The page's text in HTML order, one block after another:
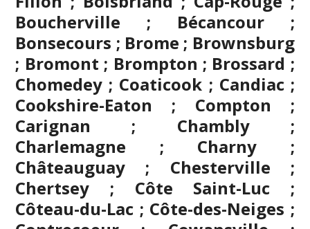
Boucherville ; Bécancour ;
Bonsecours ; Brome ; Brownsburg
; Bromont ; Brompton ; Brossard ;
Chomedey ; Coaticook ; Candiac ;
Cookshire-Eaton ; Compton ;
Carignan ; Chambly;
Charlemagne ; Charny ;
Châteauguay ; Chesterville ;
Chertsey ; Côte Saint-Luc ;
Côteau-du-Lac ; Côte-des-Neiges ;